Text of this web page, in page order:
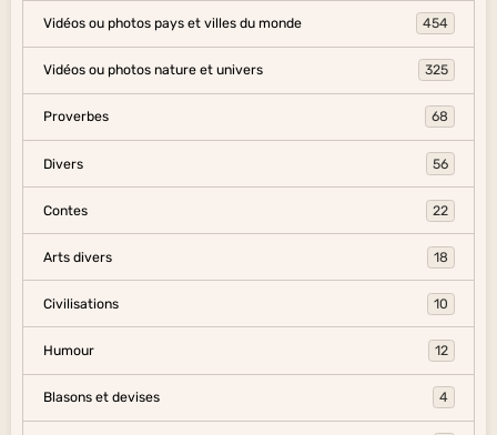
Vidéos ou photos pays et villes du monde 454
Vidéos ou photos nature et univers 325
Proverbes 68
Divers 56
Contes 22
Arts divers 18
Civilisations 10
Humour 12
Blasons et devises 4